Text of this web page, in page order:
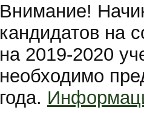
Внимание!
кандидатов на
на 2019-2020
необходимо
года.